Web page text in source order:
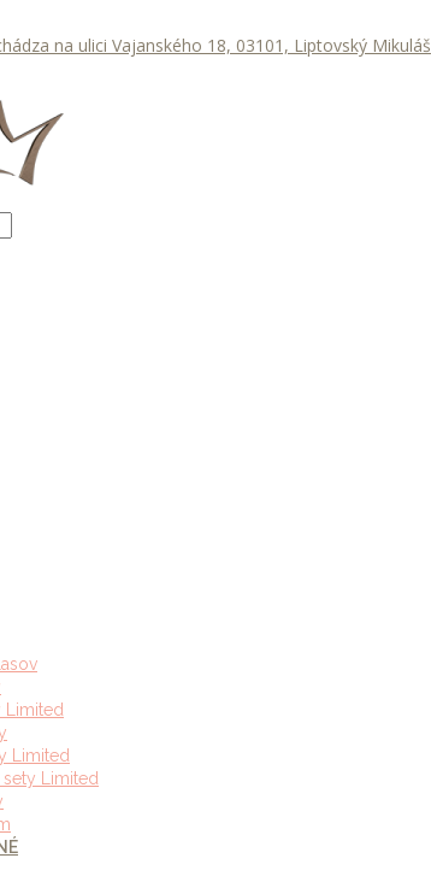
na ulici Vajanského 18, 03101, Liptovský Mikuláš
Limited
Limited
Limited